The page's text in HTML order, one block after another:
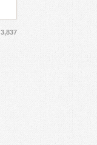
3,837